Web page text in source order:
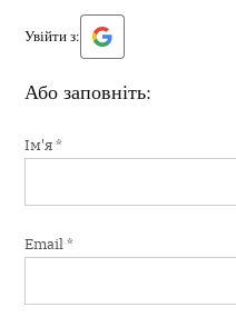
Увійти з:
Або заповніть:
Ім'я*
Email*